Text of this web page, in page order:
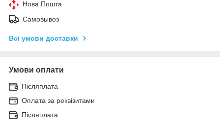
Нова Пошта
Самовывоз
Всі умови доставки
Умови оплати
Післяплата
Оплата за реквізитами
Післяплата